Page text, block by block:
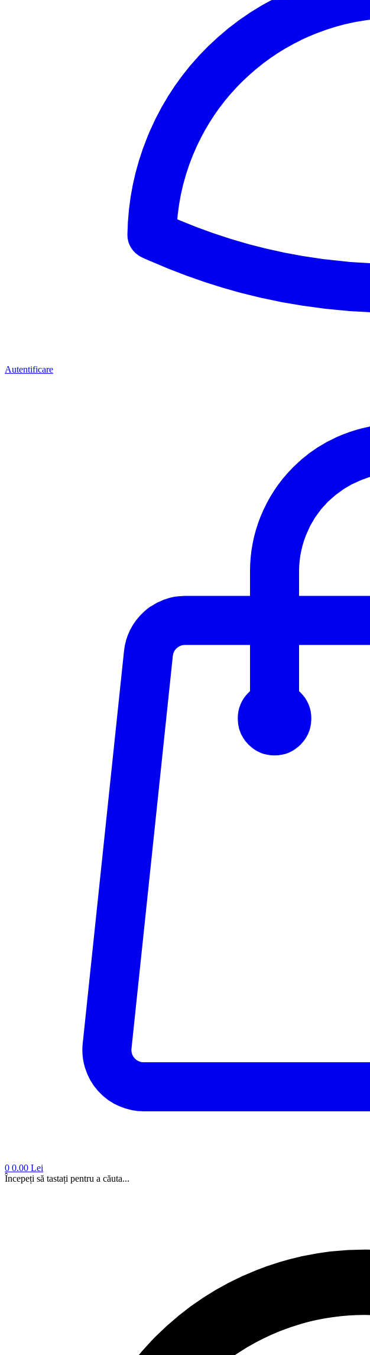
Autentificare
0 0.00 Lei
Începeți să tastați pentru a căuta...